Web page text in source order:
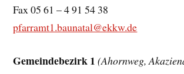
Fax 05 61 – 4 91 54 38
pfarramt1.baunatal@ekkw.de
Gemeindebezirk 1 (Ahornweg,